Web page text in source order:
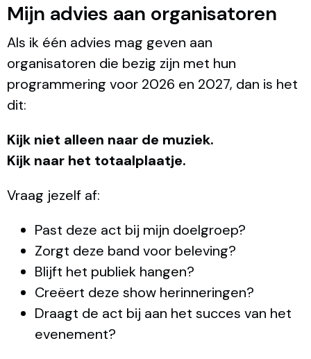
Mijn advies aan organisatoren
Als ik één advies mag geven aan
organisatoren die bezig zijn met hun
programmering voor 2026 en 2027, dan is het
dit:
Kijk niet alleen naar de muziek.
Kijk naar het totaalplaatje.
Vraag jezelf af:
Past deze act bij mijn doelgroep?
Zorgt deze band voor beleving?
Blijft het publiek hangen?
Creëert deze show herinneringen?
Draagt de act bij aan het succes van het
evenement?